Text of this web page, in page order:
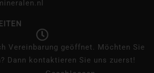
Vereinbarung geöffnet. Möchten Sie
Dann kontaktieren Sie uns zuerst!